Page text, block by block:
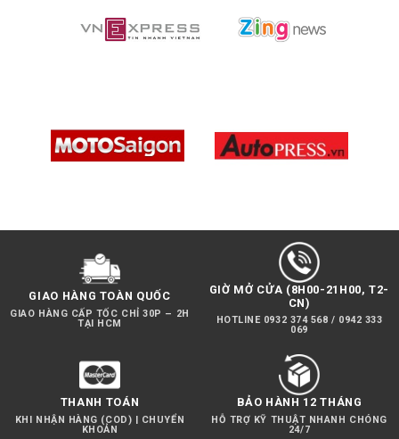
MICROPHONE
GIAO HÀNG TOÀN QUỐC
GIAO HÀNG CẤP TỐC CHỈ 30P – 2H
TẠI HCM
GIỜ MỞ CỬA (8H00-21H00, T2-
CN)
HOTLINE 0932 374 568 / 0942 333
069
THANH TOÁN
KHI NHẬN HÀNG (COD) | CHUYỂN
KHOẢN
BẢO HÀNH 12 THÁNG
HỖ TRỢ KỸ THUẬT NHANH CHÓNG
24/7